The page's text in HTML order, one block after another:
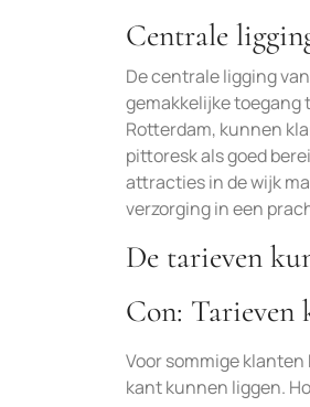
Centrale
De centrale ligging
gemakkelijke toegang
Rotterdam, kunnen
pittoresk als goed
attracties in de wijk
verzorging in een
De tarieven
Con: Tarieven
Voor sommige
kant kunnen liggen.